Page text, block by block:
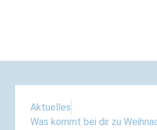
Aktuelles
Was kommt bei dir zu